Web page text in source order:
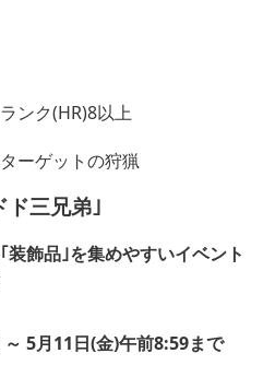
ンク(HR)8以上
ーゲットの狩猟
ド三兄弟｣
飾品｣を集めやすいイベント
5月11日(金)午前8:59まで